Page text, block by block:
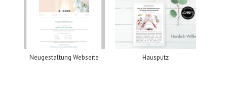
Neugestaltung Webseite Hausputz